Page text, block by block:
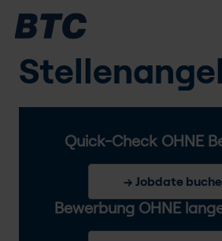
Quick-Check OHNE
→ Jobdate
Bewerbung OHNE